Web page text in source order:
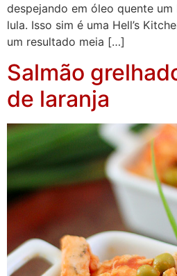
despejando em óleo quente
lula. Isso sim é uma Hell’s
um resultado meia […]
Salmão
de laranja